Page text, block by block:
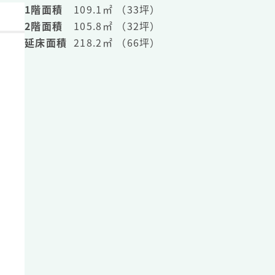
1階面積
109.1㎡ （33坪）
2階面積
105.8㎡ （32坪）
延床面積 218.2㎡ （66坪）